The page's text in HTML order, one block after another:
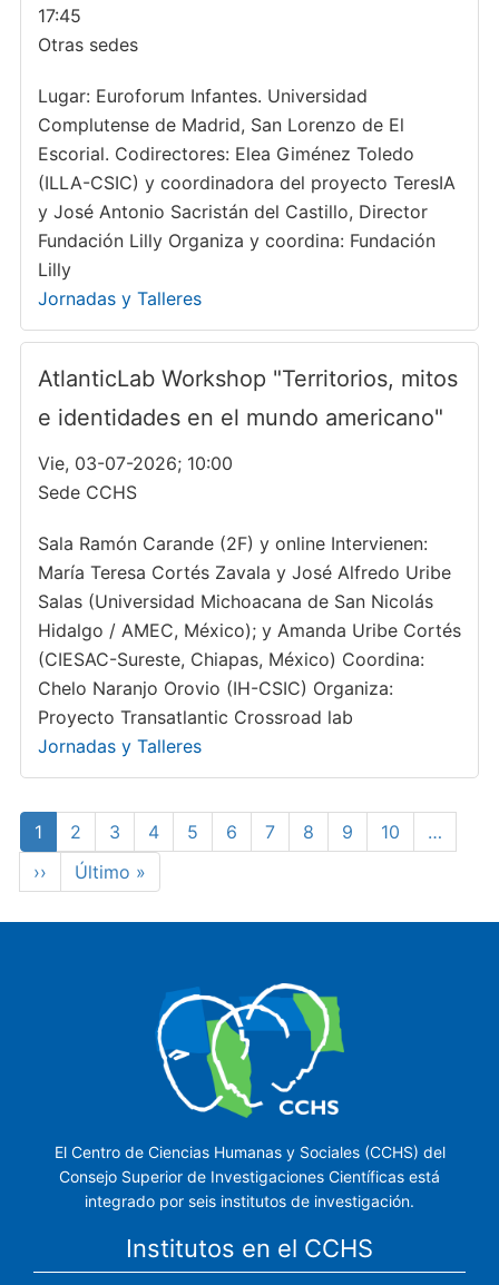
17:45
Otras sedes
Lugar: Euroforum Infantes. Universidad
Complutense de Madrid, San Lorenzo de El
Escorial. Codirectores: Elea Giménez Toledo
(ILLA-CSIC) y coordinadora del proyecto TeresIA
y José Antonio Sacristán del Castillo, Director
Fundación Lilly Organiza y coordina: Fundación
Lilly
Jornadas y Talleres
AtlanticLab Workshop "Territorios, mitos
e identidades en el mundo americano"
Vie, 03-07-2026; 10:00
Sede CCHS
Sala Ramón Carande (2F) y online Intervienen:
María Teresa Cortés Zavala y José Alfredo Uribe
Salas (Universidad Michoacana de San Nicolás
Hidalgo / AMEC, México); y Amanda Uribe Cortés
(CIESAC-Sureste, Chiapas, México) Coordina:
Chelo Naranjo Orovio (IH-CSIC) Organiza:
Proyecto Transatlantic Crossroad lab
Jornadas y Talleres
Paginación
Página
actual
1 Page
2 Page
3 Page
4 Page
5 Page
6 Page
7 Page
8 Page
9 Page
10
…
Siguiente
página
››
Última
página
Último »
El Centro de Ciencias Humanas y Sociales (CCHS) del
Consejo Superior de Investigaciones Científicas está
integrado por seis institutos de investigación.
Institutos en el CCHS